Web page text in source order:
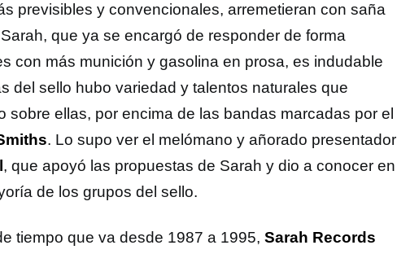
previsibles y convencionales, arremetieran con saña
que ya se encargó de responder de forma
con más munición y gasolina en prosa, es indudable
del sello hubo variedad y talentos naturales que
sobre ellas, por encima de las bandas marcadas por el
. Lo supo ver el melómano y añorado presentador
, que apoyó las propuestas de Sarah y dio a conocer en
de los grupos del sello.
tiempo que va desde 1987 a 1995, Sarah Records